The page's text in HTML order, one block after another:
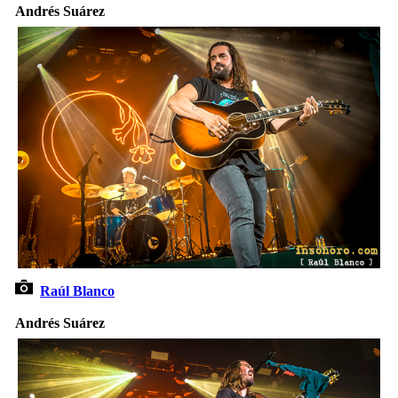
Andrés Suárez
Raúl Blanco
Andrés Suárez